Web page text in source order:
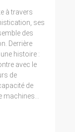
à travers
ses
des
Derrière
histoire :
avec le
de
de